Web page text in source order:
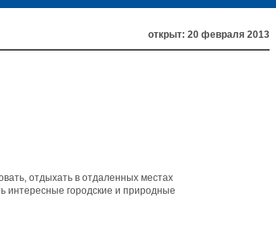
открыт: 20 февраля 2013
отдыхать в отдаленных местах
интересные городские и природные